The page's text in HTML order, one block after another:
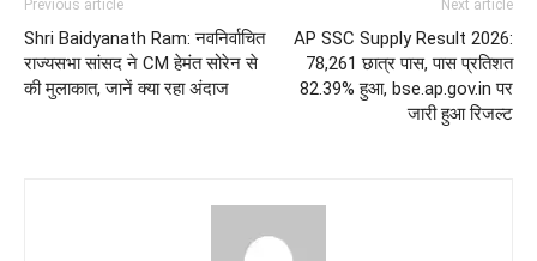
Previous article
Shri Baidyanath Ram: नवनिर्वाचित
राज्यसभा सांसद ने CM हेमंत सोरेन से
की मुलाकात, जानें क्या रहा अंदाज
Next article
AP SSC Supply Result 2026:
78,261 छात्र पास, पास प्रतिशत
82.39% हुआ, bse.ap.gov.in पर
जारी हुआ रिजल्ट